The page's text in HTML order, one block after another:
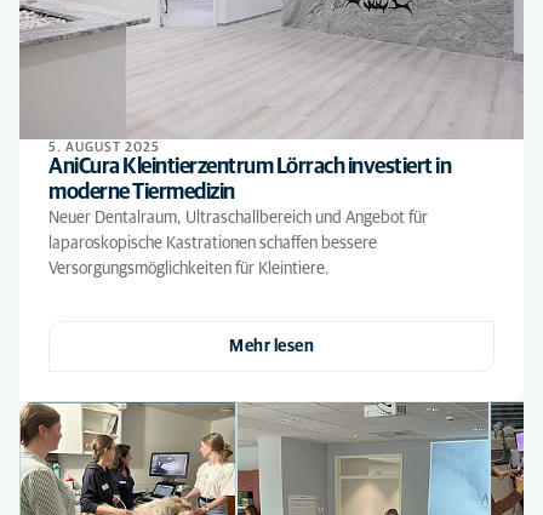
5. AUGUST 2025
AniCura Kleintierzentrum Lörrach investiert in
moderne Tiermedizin
Neuer Dentalraum, Ultraschallbereich und Angebot für
laparoskopische Kastrationen schaffen bessere
Versorgungsmöglichkeiten für Kleintiere.
Mehr lesen